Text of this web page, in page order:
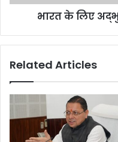
भारत के लिए
Related Articles